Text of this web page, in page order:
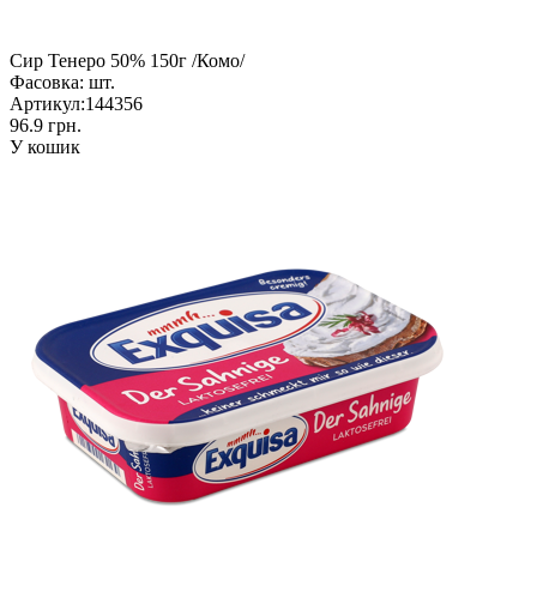
Сир Тенеро 50% 150г /Комо/
Фасовка: шт.
Артикул:144356
96.9 грн.
У кошик